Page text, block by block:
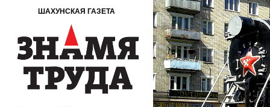
ШАХУНСКАЯ ГАЗЕТА